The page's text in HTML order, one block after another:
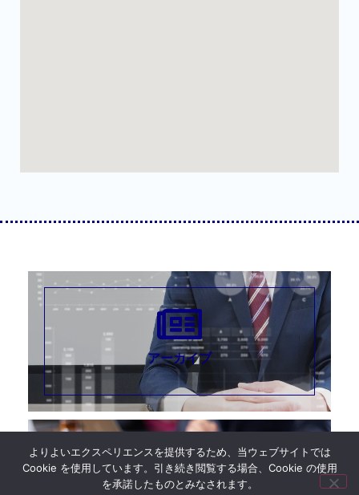
アーカイブ
よりよいエクスペリエンスを提供するため、当ウェブサイトでは
Cookie を使用しています。引き続き閲覧する場合、Cookie の使用
を承諾したものとみなされます。